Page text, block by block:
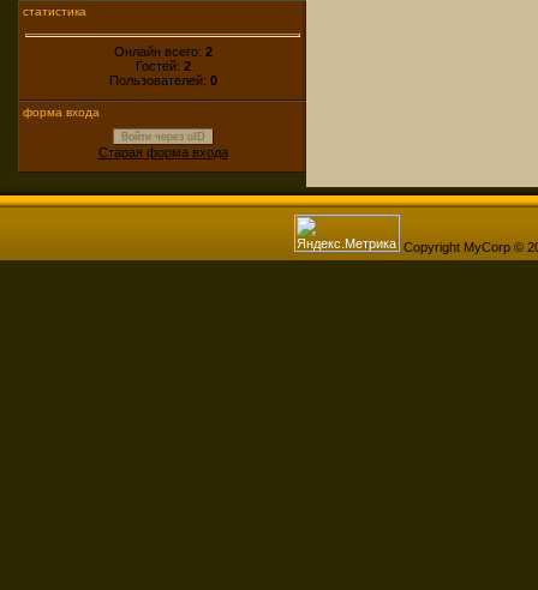
статистика
Онлайн всего: 2
Гостей: 2
Пользователей: 0
форма входа
Войти через uID
Старая форма входа
Copyright MyCorp ©